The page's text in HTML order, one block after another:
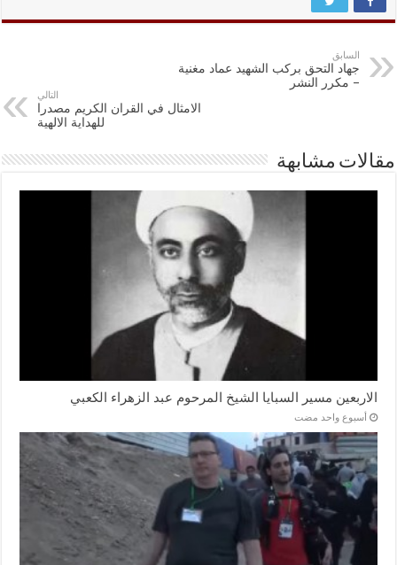
السابق
جهاد التحق بركب الشهيد عماد مغنية
– مكرر النشر
التالي
الامثال في القران الكريم مصدرا
للهداية الالهية
مقالات مشابهة
الاربعين مسير السبايا الشيخ المرحوم عبد الزهراء الكعبي
‏أسبوع واحد مضت